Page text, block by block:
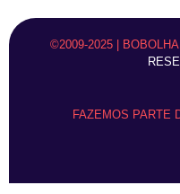
©2009-2025 |
FAZEMOS PARTE